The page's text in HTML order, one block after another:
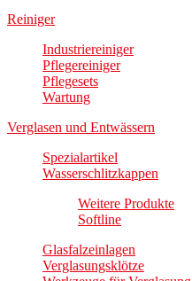
Reiniger
Industriereiniger
Pflegereiniger
Pflegesets
Wartung
Verglasen und Entwässern
Spezialartikel
Wasserschlitzkappen
Weitere Produkte
Softline
Glasfalzeinlagen
Verglasungsklötze